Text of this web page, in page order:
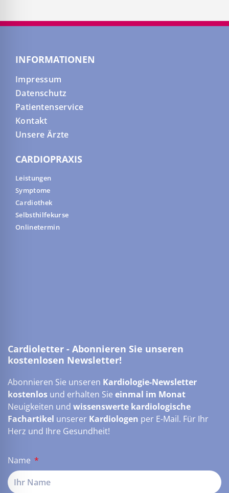
INFORMATIONEN
Impressum
Datenschutz
Patientenservice
Kontakt
Unsere Ärzte
CARDIOPRAXIS
Leistungen
Symptome
Cardiothek
Selbsthilfekurse
Onlinetermin
Cardioletter - Abonnieren Sie unseren
kostenlosen Newsletter!
Abonnieren Sie unseren Kardiologie-Newsletter
kostenlos und erhalten Sie einmal im Monat
Neuigkeiten und wissenswerte kardiologische
Fachartikel unserer Kardiologen per E-Mail. Für Ihr
Herz und Ihre Gesundheit!
Name